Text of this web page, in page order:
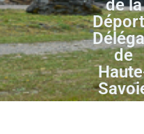
de la
de